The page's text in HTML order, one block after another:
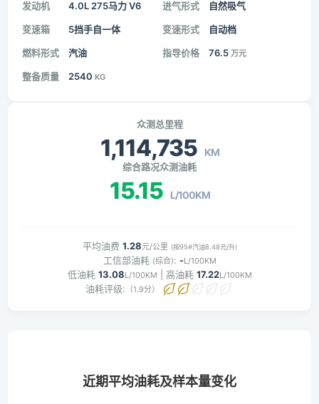
发动机 4.0L 275马力 V6 进气形式 自然吸气
变速箱 5挡手自一体 变速形式 自动档
燃料形式 汽油 指导价格 76.5 万元
整备质量 2540 KG
众测总里程
1,114,735 KM
综合路况众测油耗
15.15 L/100KM
平均油费 1.28元/公里 (按95#汽油8.48元/升)
工信部油耗 (综合): -L/100KM
低油耗 13.08L/100KM | 高油耗 17.22L/100KM
油耗评级: （1.9分）